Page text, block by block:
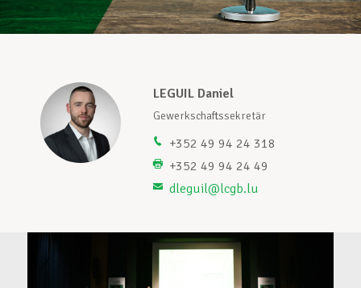
Unterstützung im Arbeitsalltag
Ihre Rechte
Unterstützung im Privatleben
Berufliche Weiterentwicklung
LEGUIL Daniel
Gewerkschaftssekretär
+352 49 94 24 318
+352 49 94 24 49
dleguil@lcgb.lu